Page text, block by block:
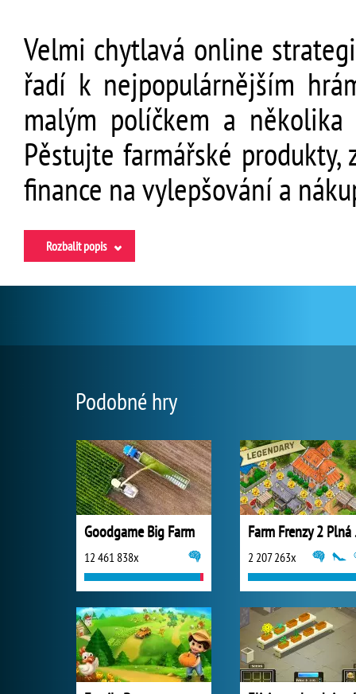
Velmi chytlavá online
řadí k nejpopulárnějším
malým políčkem a
Pěstujte farmářské
finance na vylepšování a
Rozbalit popis
Podobné hry
Goodgame Big Farm
12 461 838x 2 207 263x